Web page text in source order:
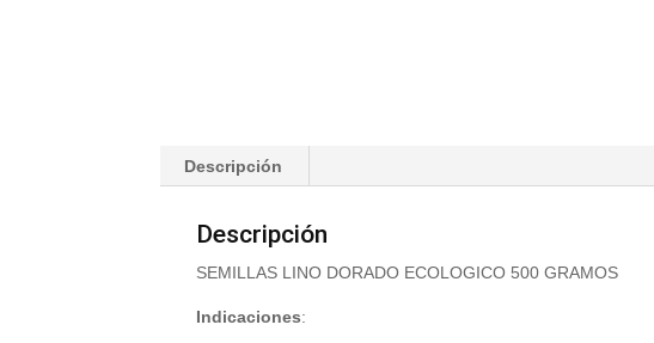
Descripción
Descripción
SEMILLAS LINO DORADO ECOLOGICO 500 GRAMOS
Indicaciones: